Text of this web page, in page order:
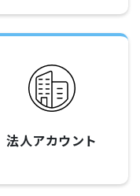
法人アカウント